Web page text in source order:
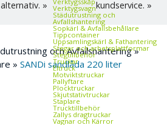
Verktygsvagn
Städutrustning och
Avfallshantering
Sopkärl & Avfallsbehållare
Tippcontainer
Uppsamlingskärl & Fathantering
Stegar och arbetsplattformar
Stegtillbehör
Truckar
Eltruck
Motviktstruckar
Pallyftare
Plocktruckar
Skjutstativtruckar
Staplare
Trucktillbehör
Zallys dragtruckar
Vagnar och Kärror
alternativ. »
kundservice. »
och Avfallshantering»
» SANDi sandlåda 220 liter